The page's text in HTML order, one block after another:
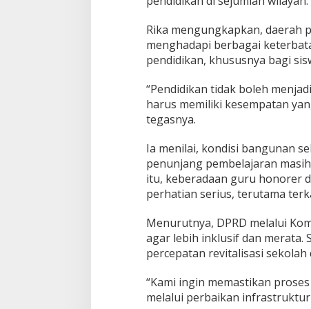
n
u
m
H
a
d
i
k
n
a
s
Rika mengungkapkan, daerah
menghadapi berbagai
pendidikan, khususnya bagi
“Pendidikan tidak boleh
harus memiliki kesempatan
tegasnya.
Ia menilai, kondisi bangunan
penunjang pembelajaran
itu, keberadaan guru honorer
perhatian serius, terutama
Menurutnya, DPRD melalui
agar lebih inklusif dan merata.
percepatan revitalisasi
“Kami ingin memastikan
melalui perbaikan infrastruktur